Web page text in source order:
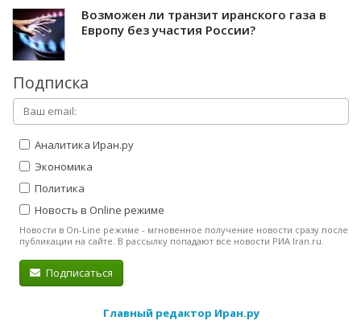
Возможен ли транзит иранского газа в
Европу без участия России?
Подписка
Аналитика Иран.ру
Экономика
Политика
Новость в Online режиме
Новости в On-Line режиме - мгновенное получение новости сразу после
публикации на сайте. В рассылку попадают все новости РИА Iran.ru.
Подписаться
Главный редактор Иран.ру